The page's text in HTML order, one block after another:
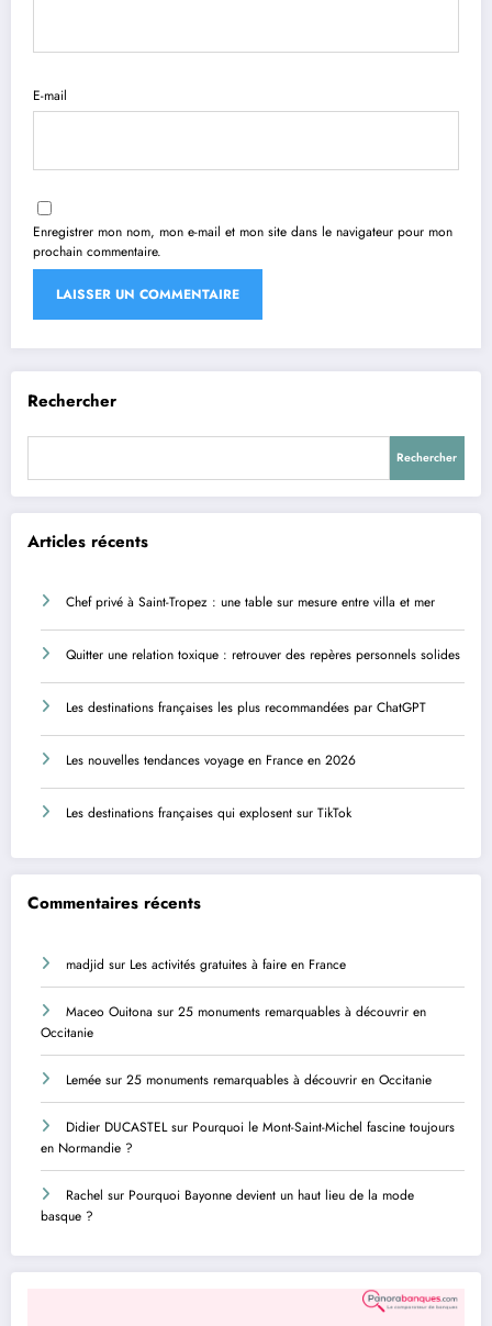
E-mail
Enregistrer mon nom, mon e-mail et mon site dans le navigateur pour mon
prochain commentaire.
Rechercher
Rechercher
Articles récents
Chef privé à Saint-Tropez : une table sur mesure entre villa et mer
Quitter une relation toxique : retrouver des repères personnels solides
Les destinations françaises les plus recommandées par ChatGPT
Les nouvelles tendances voyage en France en 2026
Les destinations françaises qui explosent sur TikTok
Commentaires récents
madjid sur Les activités gratuites à faire en France
Maceo Ouitona sur 25 monuments remarquables à découvrir en
Occitanie
Lemée sur 25 monuments remarquables à découvrir en Occitanie
Didier DUCASTELsur Pourquoi le Mont-Saint-Michel fascine toujours
en Normandie ?
Rachel sur Pourquoi Bayonne devient un haut lieu de la mode
basque ?